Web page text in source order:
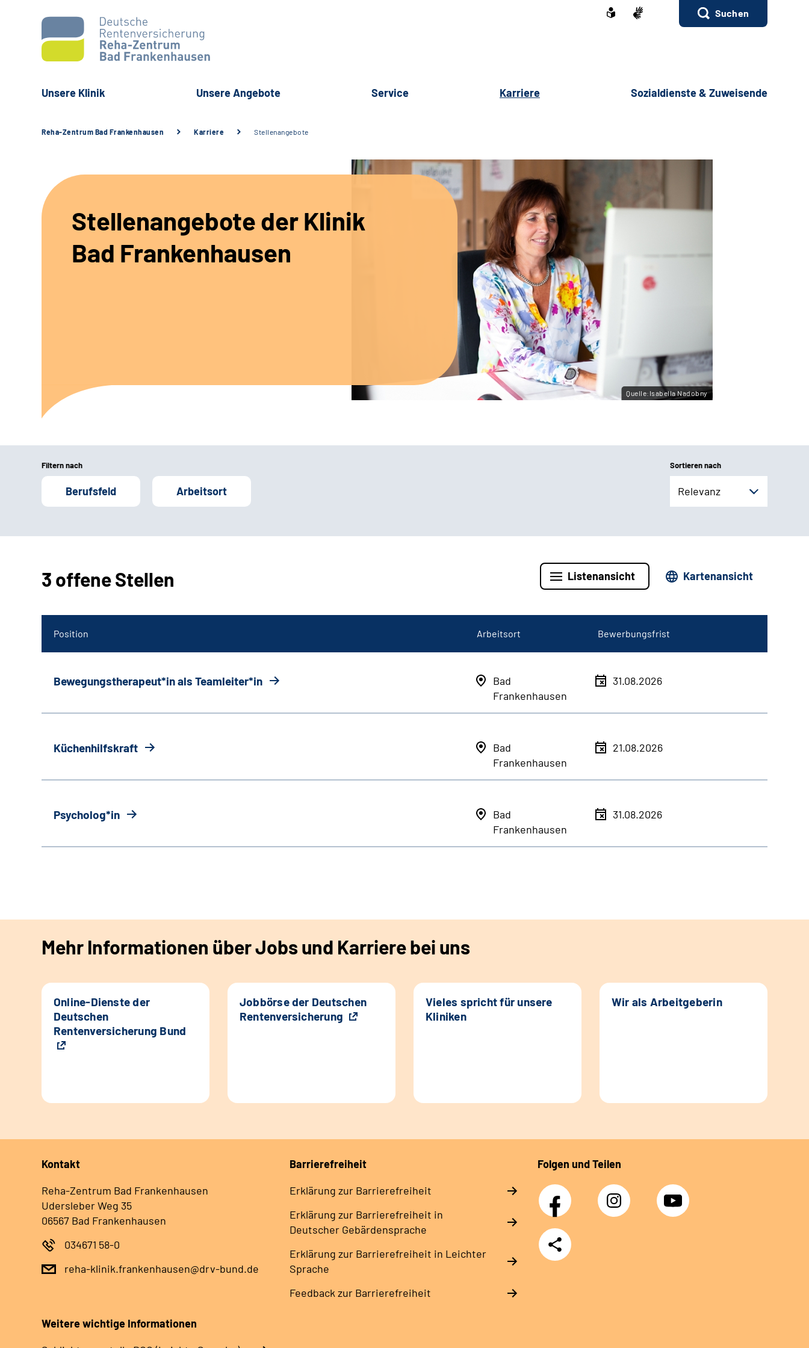
Suchen
Unsere Klinik Unsere Angebote Service Karriere Sozialdienste & Zuweisende
Reha-Zentrum Bad Frankenhausen Karriere Stellenangebote
Stellenangebote der Klinik
Bad Frankenhausen
Quelle:Isabella Nadobny
Filtern nach
Berufsfeld Arbeitsort
Sortieren nach
Relevanz
3 offene Stellen Listenansicht Kartenansicht
Position Arbeitsort Bewerbungsfrist
Bewegungstherapeut*in als Teamleiter*in
Bad
Frankenhausen
31.08.2026
Küchenhilfskraft
Bad
Frankenhausen
21.08.2026
Psycholog*in
Bad
Frankenhausen
31.08.2026
Mehr Informationen über Jobs und Karriere bei uns
Online-Dienste der
Deutschen
Rentenversicherung Bund
Jobbörse der Deutschen
Rentenversicherung
Vieles spricht für unsere
Kliniken
Wir als Arbeitgeberin
Kontakt
Reha-Zentrum Bad Frankenhausen
Udersleber Weg 35
06567 Bad Frankenhausen
034671 58-0
reha-klinik.frankenhausen@drv-bund.de
Barrierefreiheit
Erklärung zur Barrierefreiheit
Erklärung zur Barrierefreiheit in
Deutscher Gebärdensprache
Erklärung zur Barrierefreiheit in Leichter
Sprache
Feedback zur Barrierefreiheit
Folgen und Teilen
Facebook Instagram YouTube
Teilen
Weitere wichtige Informationen